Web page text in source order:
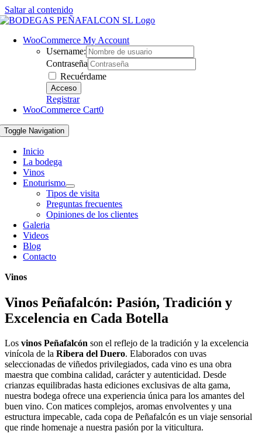
Saltar al contenido
WooCommerce My Account
Username:
Contraseña
Recuérdame
Registrar
WooCommerce Cart0
Toggle Navigation
Inicio
La bodega
Vinos
Enoturismo
Tipos de visita
Preguntas frecuentes
Opiniones de los clientes
Galeria
Videos
Blog
Contacto
Vinos
Vinos Peñafalcón: Pasión, Tradición y
Excelencia en Cada Botella
Los vinos Peñafalcón son el reflejo de la tradición y la excelencia
vinícola de la Ribera del Duero. Elaborados con uvas
seleccionadas de viñedos privilegiados, cada vino es una obra
maestra que combina calidad, carácter y autenticidad. Desde
crianzas equilibradas hasta ediciones exclusivas de alta gama,
nuestra bodega ofrece una experiencia única para los amantes del
buen vino. Con matices complejos, aromas envolventes y una
estructura impecable, cada copa de Peñafalcón es un viaje sensorial
que rinde homenaje a nuestra pasión por la viticultura.